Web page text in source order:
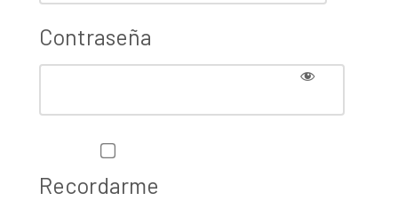
Contraseña
Recordarme